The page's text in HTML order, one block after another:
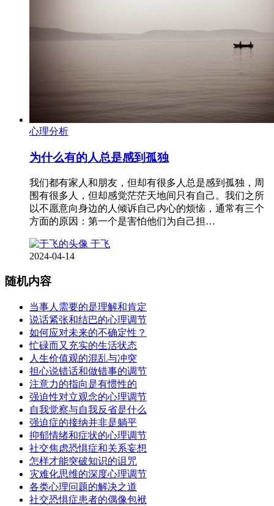
心理分析
为什么有的人总是感到孤独
我们都有家人和朋友，但却有很多人总是感到孤独，周
围有很多人，但却感觉茫茫天地间只有自己。我们之所
以不愿意向身边的人倾诉自己内心的烦恼，通常有三个
方面的原因：第一个是害怕他们为自己担…
于飞
2024-04-14
随机内容
当事人需要的是理解和肯定
说话紧张和结巴的心理调节
如何应对未来的不确定性？
忙碌而又充实的生活状态
人生价值观的混乱与冲突
担心说错话和做错事的调节
注意力的指向是有惯性的
强迫性对立观念的心理调节
自我觉察与自我反省是什么
强迫症的接纳并非是躺平
抑郁情绪和症状的心理调节
社交焦虑恐惧症和关系妄想
怎样才能突破知识的诅咒
灾难化思维的深度心理调节
各类心理问题的解决之道
社交恐惧症患者的偶像包袱